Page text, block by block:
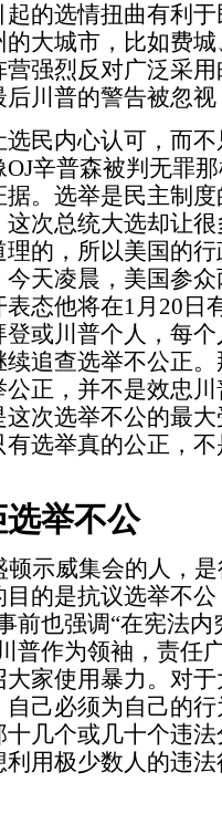
起的选情扭曲有利
大城市，比如费
强烈反对广泛采
川普的警告被忽
民内心认可，而
OJ辛普森被判无罪
据。选举是民主制
这次总统大选却让
的，所以美国的
天凌晨，美国参
态他将在1月20日
或川普个人，每
追查选举不公正
正，并不是效忠
次选举不公的最
选举真的公正，
举不公
顿示威集会的人，
的是抗议选举不
前也强调“在宪法内
普作为领袖，责任
家使用暴力。对
己必须为自己的
几个或几十个违
用极少数人的违